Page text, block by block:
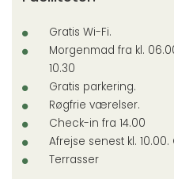
Gratis Wi-Fi.
Morgenmad fra kl.
10.30
Gratis parkering.
Røgfrie værelser.
Check-in fra 14.00
Afrejse senest kl.
Terrasser